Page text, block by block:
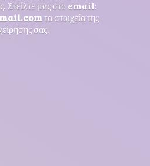
Στείλτε μας στο email:
τα στοιχεία της
σας.